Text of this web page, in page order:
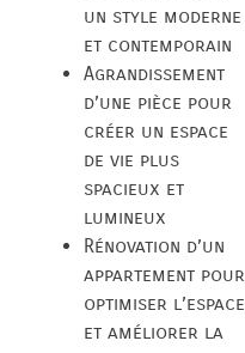
un style moderne
et contemporain
Agrandissement
d’une pièce pour
créer un espace
de vie plus
spacieux et
lumineux
Rénovation d’un
appartement pour
optimiser l’espace
et améliorer la